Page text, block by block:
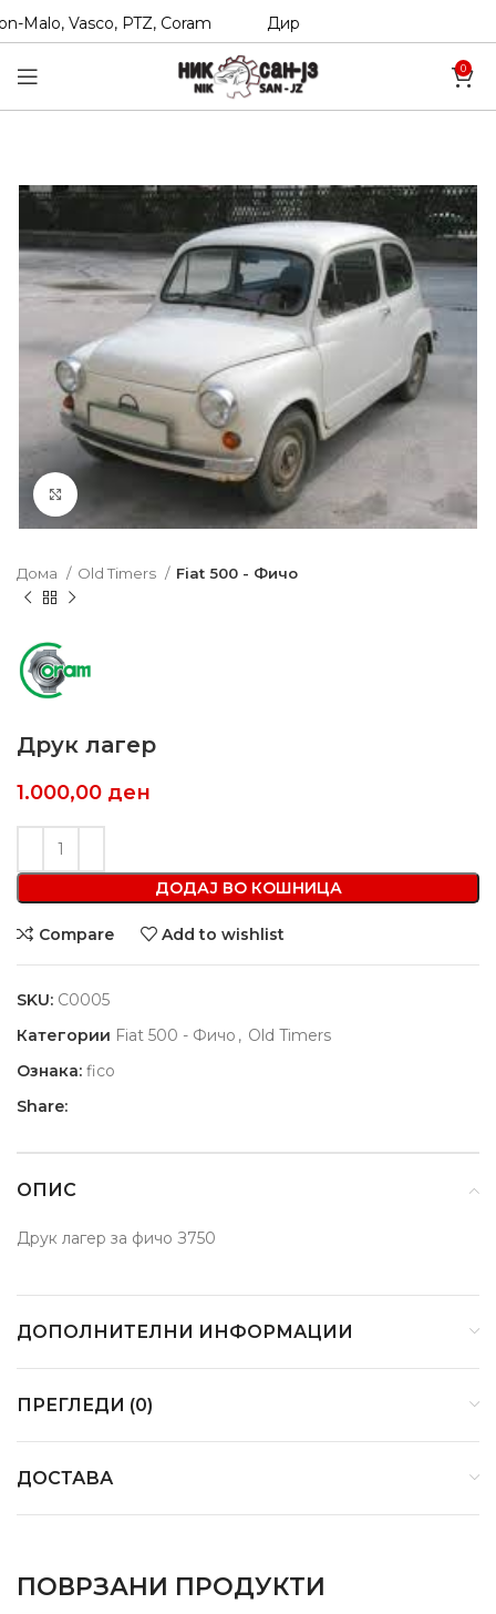
Vasco, PTZ, Coram Директни увозници на
0
Дома Old Timers Fiat 500 - Фичо
Друк лагер
1.000,00 ден
ДОДАЈ ВО КОШНИЦА
Compare Add to wishlist
SKU: C0005
Категории Fiat 500 - Фичо , Old Timers
Ознака: fico
Share:
ОПИС
Друк лагер за фичо З750
ДОПОЛНИТЕЛНИ ИНФОРМАЦИИ
ПРЕГЛЕДИ (0)
ДОСТАВА
ПОВРЗАНИ ПРОДУКТИ